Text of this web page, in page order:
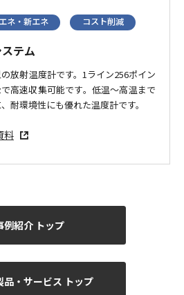
ネ・新エネ コスト削減
テム
放射温度計です。1ライン256ポイン
高速収集可能です。低温～高温まで
耐環境性にも優れた温度計です。
料
例紹介 トップ
品・サービス トップ